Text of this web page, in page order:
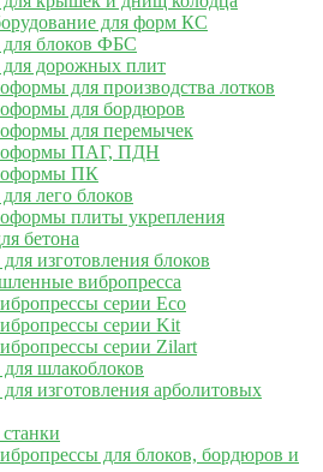
для форм КС
блоков ФБС
дорожных плит
для производства лотков
для бордюров
для перемычек
ПАГ, ПДН
ПК
лего блоков
плиты укрепления
бетона
изготовления блоков
вибропресса
серии Eco
серии Kit
серии Zilart
шлакоблоков
изготовления арболитовых
для блоков, бордюров и